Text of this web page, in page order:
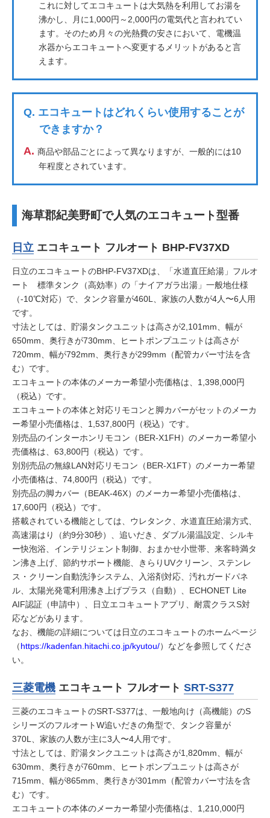
これに対してエコキュートは大気熱を利用してお湯を
沸かし、月に1,000円～2,000円の電気代と言われてい
ます。そのため月々の光熱費の安さにおいて、電機温
水器からエコキュートへ変更するメリットがあると言
えます。
Q. エコキュートはどれくらい使用することが
できますか？
A. 商品や部品ごとによって異なりますが、一般的には10
年程度とされています。
海草郡紀美野町で人気のエコキュート型番
日立 エコキュート フルオート BHP-FV37XD
日立のエコキュートのBHP-FV37XDは、「水道直圧給湯」フルオ
ート 標準タンク（高効率）の「ナイアガラ出湯」一般地仕様
（-10℃対応）で、タンク容量が460L、家族の人数が4人〜6人用
です。
寸法としては、貯湯タンクユニットは高さが2,101mm、幅が
650mm、奥行きが730mm、ヒートポンプユニットは高さが
720mm、幅が792mm、奥行きが299mm（配管カバー寸法を含
む）です。
エコキュートの本体のメーカー希望小売価格は、1,398,000円
（税込）です。
エコキュートの本体と対応リモコンと脚カバーがセットのメーカ
ー希望小売価格は、1,537,800円（税込）です。
別売品のインターホンリモコン（BER-X1FH）のメーカー希望小
売価格は、63,800円（税込）です。
別別売品の無線LAN対応リモコン（BER-X1FT）のメーカー希望
小売価格は、74,800円（税込）です。
別売品の脚カバー（BEAK-46X）のメーカー希望小売価格は、
17,600円（税込）です。
搭載されている機能としては、ウレタンク、水道直圧給湯方式、
高速湯はり（約9分30秒）、追いだき、ダブル湯温設定、シルキ
ー快泡浴、インテリジェント制御、おまかせ小世帯、来客時満タ
ン沸き上げ、節約サポート機能、きらりUVクリーン、ステンレ
ス・クリーン自動洗浄システム、入浴剤対応、汚れガードパネ
ル、太陽光発電利用沸き上げプラス（自動）、ECHONET Lite
AIF認証（申請中）、日立エコキュートアプリ、耐震クラスS対
応などがあります。
なお、機能の詳細については日立のエコキュートのホームページ
（https://kadenfan.hitachi.co.jp/kyutou/）などを参照してくださ
い。
三菱電機 エコキュート フルオート SRT-S377
三菱のエコキュートのSRT-S377は、一般地向け（高機能）のS
シリーズのフルオートW追いだきの角型で、タンク容量が
370L、家族の人数が主に3人〜4人用です。
寸法としては、貯湯タンクユニットは高さが1,820mm、幅が
630mm、奥行きが760mm、ヒートポンプユニットは高さが
715mm、幅が865mm、奥行きが301mm（配管カバー寸法を含
む）です。
エコキュートの本体のメーカー希望小売価格は、1,210,000円